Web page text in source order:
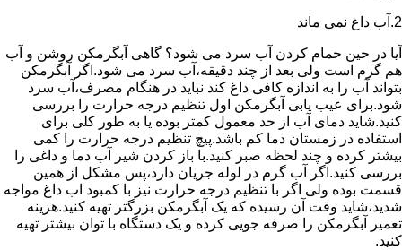
2.آب داغ نمی ماند
آیا در حین حمام کردن آب سرد می شود؟ گاهی آبگرمکن روشن و آب
هم گرم است ولی بعد از چند دقیقه،آب سرد می شود.اگر آبگرمکن
بتواند آب را به اندازه کافی داغ کند نباید در هنگام مصرف،آب سرد
شود.برای عیب یابی آبگرمکن اول تنظیم درجه حرارت را بررسی
کنید.شاید دمای آب از حد معمول کمتر بوده یا به طور کلی برای
استفاده در زمستان دما کم باشد.پیچ تنظیم درجه حرارت را کمی
بیشتر کرده و چند لحظه صبر کنید.با باز کردن شیر آب دما و داغی را
بررسی کنید.اگر آب گرم در لوله جریان دارد،پس مشکل از همین
قسمت بوده ولی اگر با تنظیم درجه حرارت نیز با کمبود اب داغ مواجه
شدید،شاید وقت آن رسیده که یک آبگرمکن بزرگتر تهیه کنید.هزینه
تعمیر آبگرمکن را صرفه جویی کرده و یک دستگاه با توان بیشتر تهیه
کنید.